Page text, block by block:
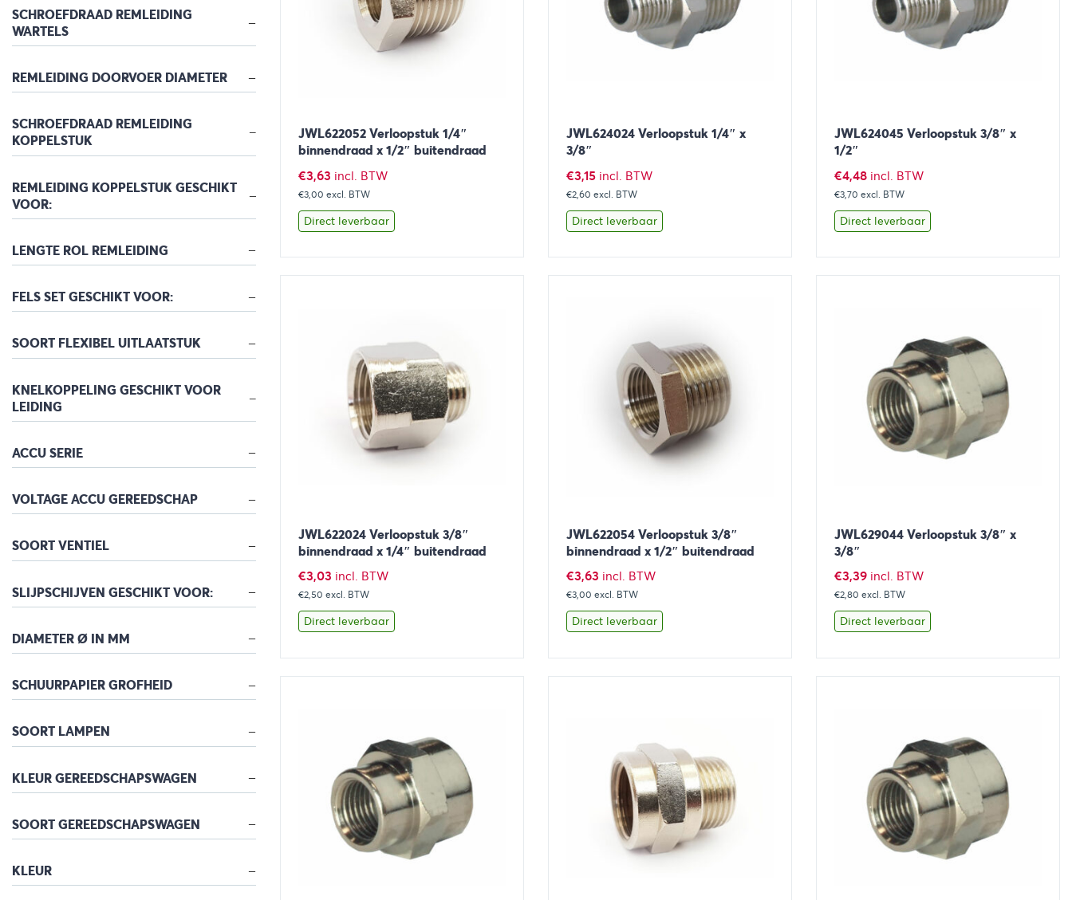
SCHROEFDRAAD REMLEIDING
WARTELS
REMLEIDING DOORVOER DIAMETER
SCHROEFDRAAD REMLEIDING
KOPPELSTUK
REMLEIDING KOPPELSTUK GESCHIKT
VOOR:
LENGTE ROL REMLEIDING
FELS SET GESCHIKT VOOR:
SOORT FLEXIBEL UITLAATSTUK
KNELKOPPELING GESCHIKT VOOR
LEIDING
ACCU SERIE
VOLTAGE ACCU GEREEDSCHAP
SOORT VENTIEL
SLIJPSCHIJVEN GESCHIKT VOOR:
DIAMETER Ø IN MM
SCHUURPAPIER GROFHEID
SOORT LAMPEN
KLEUR GEREEDSCHAPSWAGEN
SOORT GEREEDSCHAPSWAGEN
KLEUR
JWL622052 Verloopstuk 1/4″
binnendraad x 1/2″ buitendraad
€3,63 incl. BTW
€3,00 excl. BTW
Direct leverbaar
Bekijk Toevoegen aan winkelwagen
JWL624024 Verloopstuk 1/4″ x
3/8″
€3,15 incl. BTW
€2,60 excl. BTW
Direct leverbaar
Bekijk Toevoegen aan winkelwagen
JWL624045 Verloopstuk 3/8″ x
1/2″
€4,48 incl. BTW
€3,70 excl. BTW
Direct leverbaar
Bekijk Toevoegen aan
JWL622024 Verloopstuk 3/8″
binnendraad x 1/4″ buitendraad
€3,03 incl. BTW
€2,50 excl. BTW
Direct leverbaar
Bekijk Toevoegen aan winkelwagen
JWL622054 Verloopstuk 3/8″
binnendraad x 1/2″ buitendraad
€3,63 incl. BTW
€3,00 excl. BTW
Direct leverbaar
Bekijk Toevoegen aan winkelwagen
JWL629044 Verloopstuk 3/8″ x
3/8″
€3,39 incl. BTW
€2,80 excl. BTW
Direct leverbaar
Bekijk Toevoegen aan